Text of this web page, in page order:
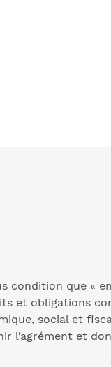
condition que «
et obligations
social et
l’agrément et